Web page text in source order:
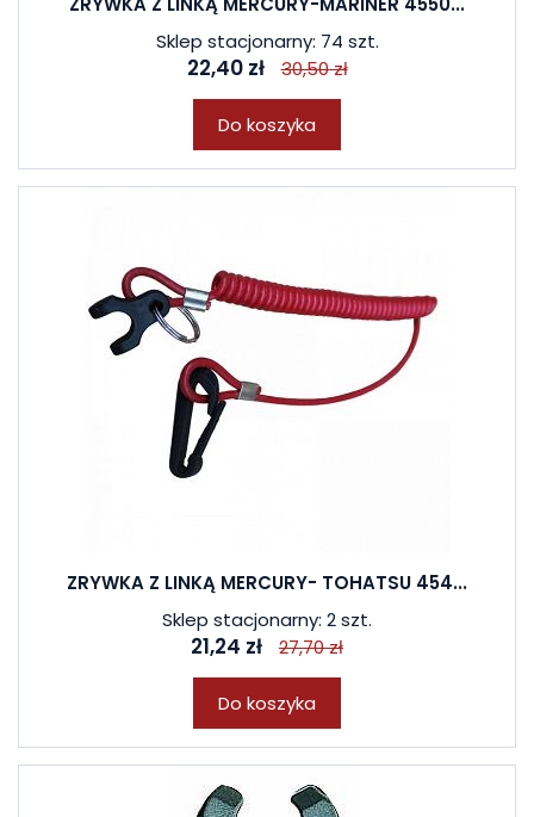
Sklep stacjonarny: 74 szt.
22,40 zł 30,50 zł
Do koszyka
ZRYWKA Z LINKĄ MERCURY- TOHATSU 454...
Sklep stacjonarny: 2 szt.
21,24 zł 27,70 zł
Do koszyka